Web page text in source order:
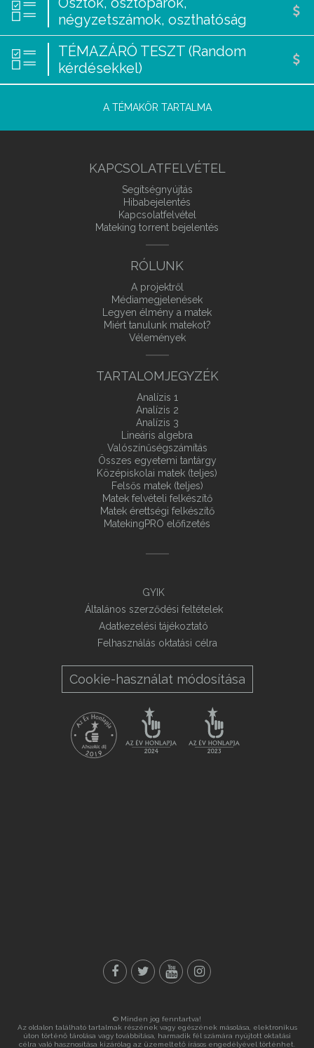
négyzetszámok, oszthatóság
TÉMAZÁRÓ TESZT (Random
kérdésekkel)
A TÉMAKÖR TARTALMA
KAPCSOLATFELVÉTEL
Segítségnyújtás
Hibabejelentés
Kapcsolatfelvétel
Mateking torrent bejelentés
RÓLUNK
A projektről
Médiamegjelenések
Legyen élmény a matek
Miért tanulunk matekot?
Vélemények
TARTALOMJEGYZÉK
Analízis 1
Analízis 2
Analízis 3
Lineáris algebra
Valószínűségszámítás
Összes egyetemi tantárgy
Középiskolai matek (teljes)
Felsős matek (teljes)
Matek felvételi felkészítő
Matek érettségi felkészítő
MatekingPRO előfizetés
GYIK
Általános szerződési feltételek
Adatkezelési tájékoztató
Felhasználás oktatási célra
Cookie-használat módosítása
© Minden jog fenntartva!
Az oldalon található tartalmak részének vagy egészének másolása, elektronikus
úton történő tárolása vagy továbbítása, harmadik fél számára nyújtott oktatási
célra való hasznosítása kizárólag az üzemeltető írásos engedélyével történhet.